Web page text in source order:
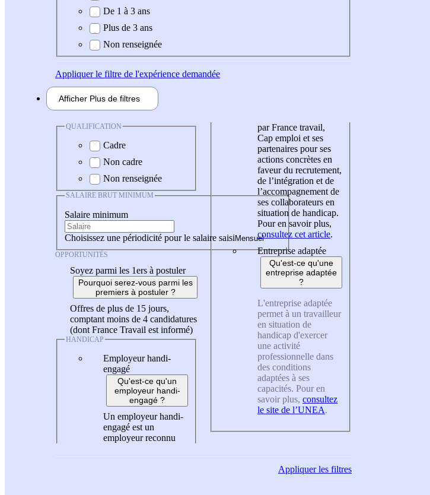
De 1 à 3 ans
Plus de 3 ans
Non renseignée
Appliquerle filtre de l'expérience demandée
Afficher Plus de filtres
QUALIFICATION
Cadre
Non cadre
Non renseignée
SALAIRE BRUT MINIMUM
Salaire minimum
Choisissez une périodicité pour le salaire saisi
OPPORTUNITÉS
Soyez parmi les 1ers à postuler
Pourquoi serez-vous parmi les
premiers à postuler ?
Offres de plus de 15 jours,
comptant moins de 4 candidatures
(dont France Travail est informé)
HANDICAP
Employeur handi-
engagé
Qu'est-ce qu'un
employeur handi-
engagé ?
Un employeur handi-
engagé est un
employeur reconnu
par France travail,
Cap emploi et ses
partenaires pour ses
actions concrètes en
faveur du recrutement,
de l’intégration et de
l’accompagnement de
ses collaborateurs en
situation de handicap.
Pour en savoir plus,
consultez cet article.
Entreprise adaptée
Qu'est-ce qu'une
entreprise adaptée
?
L'entreprise adaptée
permet à un travailleur
en situation de
handicap d'exercer
une activité
professionnelle dans
des conditions
adaptées à ses
capacités. Pour en
savoir plus, consultez
le site de l’UNEA.
Appliquerles filtres